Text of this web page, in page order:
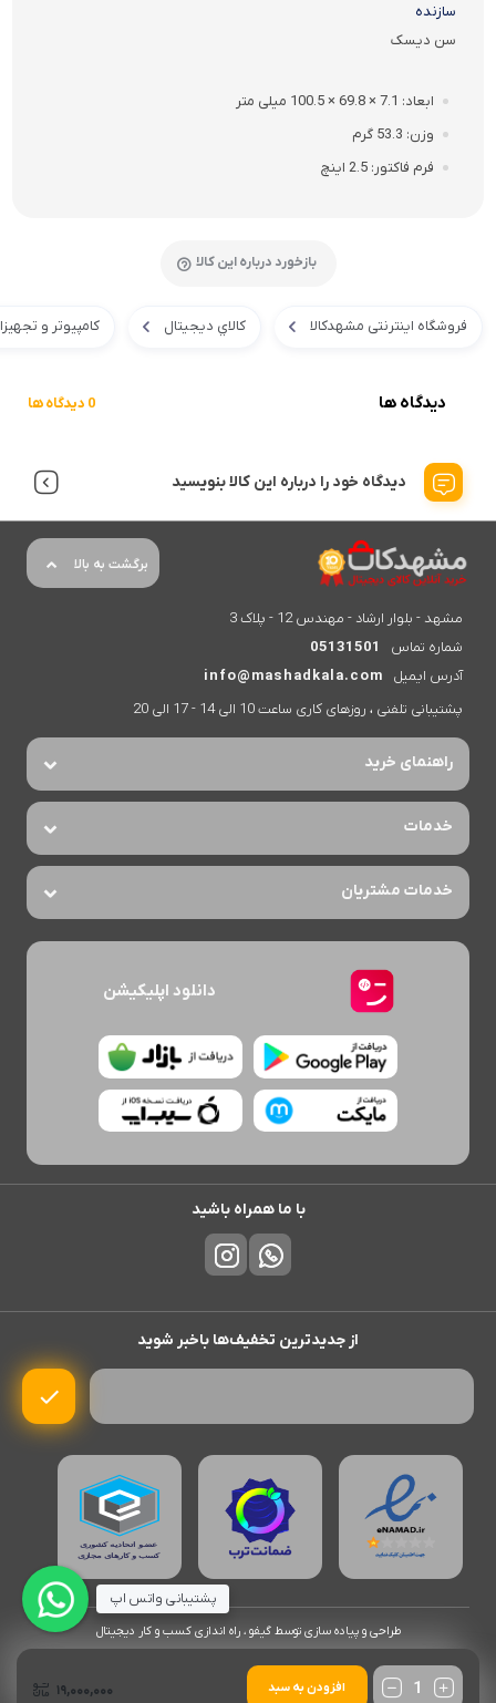
تعداد
افزودن به سبد ۱۹,۰۰۰,۰۰۰
سازنده
سن دیسک
ابعاد 7.1 × 69.8 × 100.5 میلی متر
وزن 53.3 گرم
فرم فاکتور 2.5 اینچ
بازخورد درباره این کالا
فروشگاه اینترنتی مشهدکالا کالاي ديجيتال کامپیوتر و
دیدگاه ها 0 دیدگاه ها
دیدگاه خود را درباره این کالا بنویسید
برگشت به بالا
مشهد - بلوار ارشاد - مهندس 12 - پلاک 3
شماره تماس
05131501
آدرس ایمیل
info@mashadkala.com
پشتیبانی تلفنی ، روزهای کاری ساعت 10 الی 14 - 17 الی 20
راهنمای خرید
خدمات
خدمات مشتریان
دانلود اپلیکیشن
با ما همراه باشید
از جدیدترین تخفیف‌ها باخبر شوید
طراحی و پیاده سازی توسط گیفو ، راه اندازی کسب و کار دیجیتال
پشتیبانی واتس اپ